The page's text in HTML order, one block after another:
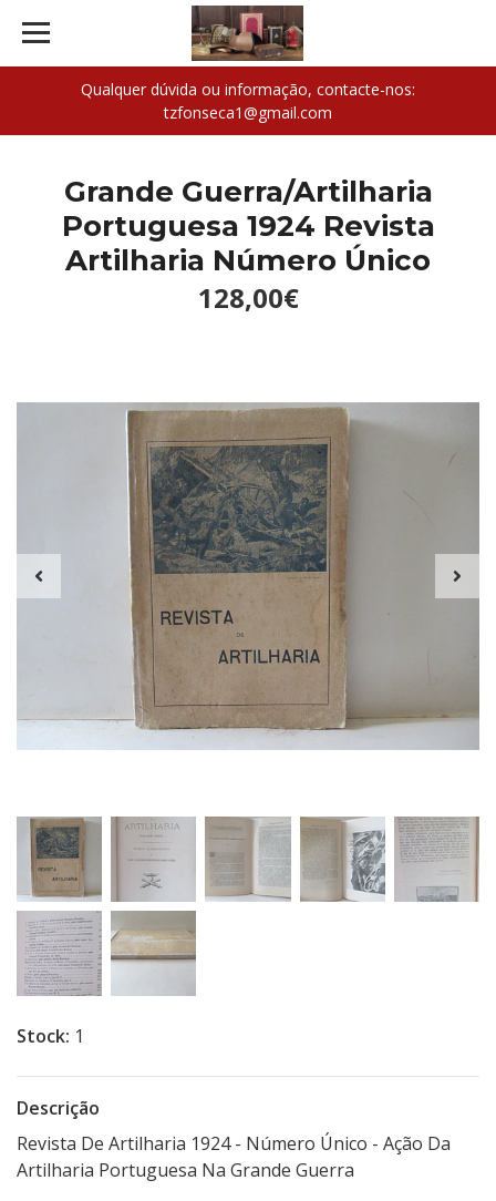
Qualquer dúvida ou informação, contacte-nos:
tzfonseca1@gmail.com
Grande Guerra/Artilharia
Portuguesa 1924 Revista
Artilharia Número Único
128,00€
Stock: 1
Descrição
Revista De Artilharia 1924 - Número Único - Ação Da
Artilharia Portuguesa Na Grande Guerra